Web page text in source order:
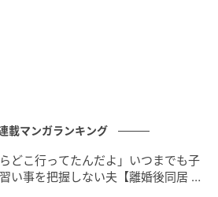
載マンガランキング
らどこ行ってたんだよ」いつまでも子
い事を把握しない夫【離婚後同居 Vo